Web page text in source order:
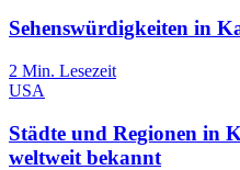
Sehenswürdigkeiten in
2 Min. Lesezeit
USA
Städte und Regionen in
weltweit bekannt